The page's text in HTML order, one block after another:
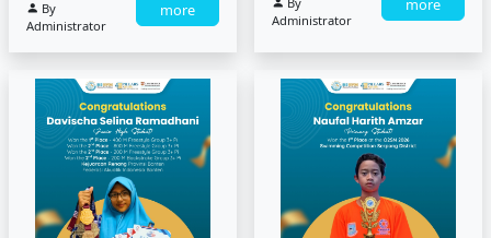
By
Administrator
more
Administrator
more